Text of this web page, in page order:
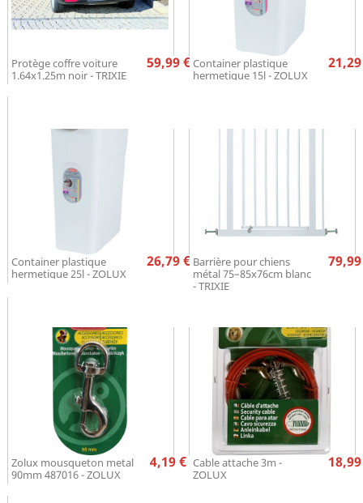
Protège coffre voiture
1.64x1.25m noir - TRIXIE
Prix
59,99 € Container plastique
hermetique 15l - ZOLUX
Container plastique
hermetique 25l - ZOLUX
Prix
26,79 € Barrière pour chiens
métal 75–85x76cm blanc
- TRIXIE
Zolux mousqueton metal
90mm 487016 - ZOLUX
Prix
4,19 € Cable attache 3m -
ZOLUX